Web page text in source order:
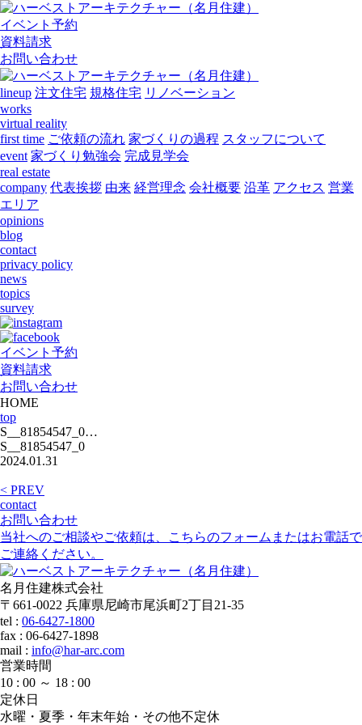
イベント予約
資料請求
お問い合わせ
lineup 注文住宅 規格住宅 リノベーション
works
virtual reality
first time ご依頼の流れ 家づくりの過程 スタッフについて
event 家づくり勉強会 完成見学会
real estate
company 代表挨拶 由来 経営理念 会社概要 沿革 アクセス 営業
エリア
opinions
blog
contact
privacy policy
news
topics
survey
イベント予約
資料請求
お問い合わせ
HOME
top
S__81854547_0…
S__81854547_0
2024.01.31
< PREV
contact
お問い合わせ
当社へのご相談やご依頼は、こちらのフォームまたはお電話で
ご連絡ください。
名月住建株式会社
〒661-0022 兵庫県尼崎市尾浜町2丁目21-35
tel : 06-6427-1800
fax : 06-6427-1898
mail : info@har-arc.com
営業時間
10 : 00 ～ 18 : 00
定休日
水曜・夏季・年末年始・その他不定休